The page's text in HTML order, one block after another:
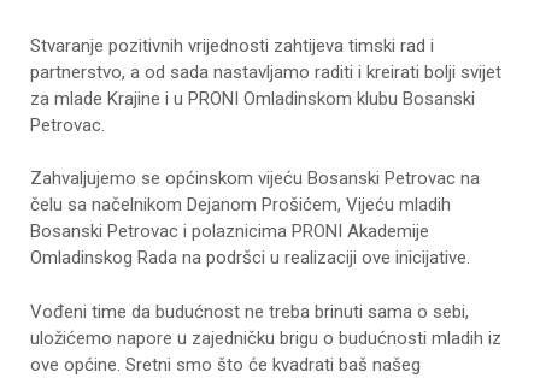
Stvaranje pozitivnih vrijednosti zahtijeva timski rad i
partnerstvo, a od sada nastavljamo raditi i kreirati bolji svijet
za mlade Krajine i u PRONI Omladinskom klubu Bosanski
Petrovac.
Zahvaljujemo se općinskom vijeću Bosanski Petrovac na
čelu sa načelnikom Dejanom Prošićem, Vijeću mladih
Bosanski Petrovac i polaznicima PRONI Akademije
Omladinskog Rada na podršci u realizaciji ove inicijative.
Vođeni time da budućnost ne treba brinuti sama o sebi,
uložićemo napore u zajedničku brigu o budućnosti mladih iz
ove općine. Sretni smo što će kvadrati baš našeg